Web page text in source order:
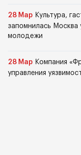
28 Мар Культура,
запомнилась Москва
молодежи
28 Мар Компания
управления